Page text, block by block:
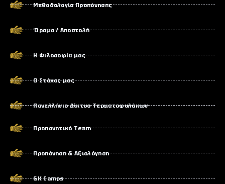
Μεθοδολογία Προπόνησης
Όραμα / Αποστολή
Η Φιλοσοφία μας
Ο Στόχος μας
Πανελλήνιο Δίκτυο Τερματοφυλάκων
Προπονητικό Team
Προπόνηση & Αξιολόγηση
GK Camps